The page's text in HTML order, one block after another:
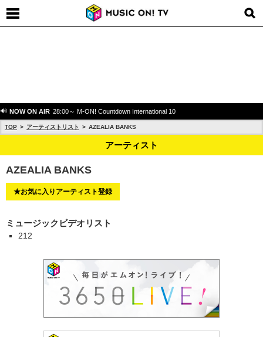
NOW ON AIR 28:00～ M-ON! Countdown International 10
TOP アーティストリスト AZEALIA BANKS
アーティスト
AZEALIA BANKS
★お気に入りアーティスト登録
ミュージックビデオリスト
212